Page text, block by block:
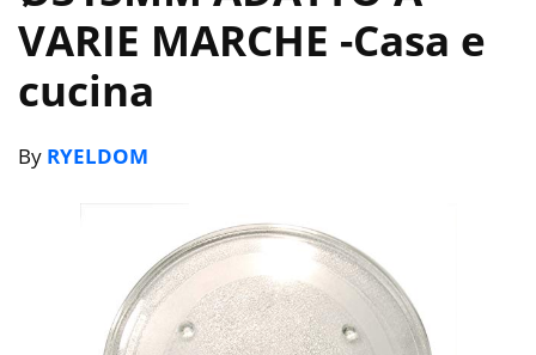
VARIE MARCHE -Casa e
cucina
By RYELDOM